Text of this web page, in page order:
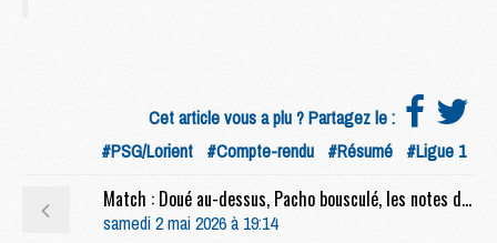
Cet article vous a plu ? Partagez le :
#PSG/Lorient #Compte-rendu #Résumé #Ligue 1
Match : Doué au-dessus, Pacho bousculé, les notes de PSG/Lorient (2-2)
samedi 2 mai 2026 à 19:14